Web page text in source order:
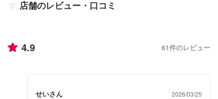
店舗のレビュー・口コミ
4.9 61件のレビュー
せいさん 2026/03/25